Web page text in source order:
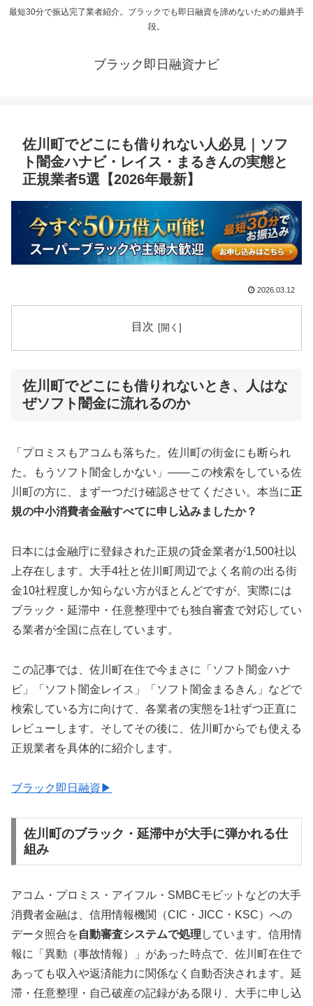
最短30分で振込完了業者紹介。ブラックでも即日融資を諦めないための最終手
段。
ブラック即日融資ナビ
佐川町でどこにも借りれない人必見｜ソフ
ト闇金ハナビ・レイス・まるきんの実態と
正規業者5選【2026年最新】
2026.03.12
目次
佐川町でどこにも借りれないとき、人はな
ぜソフト闇金に流れるのか
「プロミスもアコムも落ちた。佐川町の街金にも断られ
た。もうソフト闇金しかない」——この検索をしている佐
川町の方に、まず一つだけ確認させてください。本当に正
規の中小消費者金融すべてに申し込みましたか？
日本には金融庁に登録された正規の貸金業者が1,500社以
上存在します。大手4社と佐川町周辺でよく名前の出る街
金10社程度しか知らない方がほとんどですが、実際には
ブラック・延滞中・任意整理中でも独自審査で対応してい
る業者が全国に点在しています。
この記事では、佐川町在住で今まさに「ソフト闇金ハナ
ビ」「ソフト闇金レイス」「ソフト闇金まるきん」などで
検索している方に向けて、各業者の実態を1社ずつ正直に
レビューします。そしてその後に、佐川町からでも使える
正規業者を具体的に紹介します。
ブラック即日融資▶
佐川町のブラック・延滞中が大手に弾かれる仕
組み
アコム・プロミス・アイフル・SMBCモビットなどの大手
消費者金融は、信用情報機関（CIC・JICC・KSC）への
データ照合を自動審査システムで処理 しています。信用情
報に「異動（事故情報）」があった時点で、佐川町在住で
あっても収入や返済能力に関係なく自動否決されます。延
滞・任意整理・自己破産の記録がある限り、大手に申し込